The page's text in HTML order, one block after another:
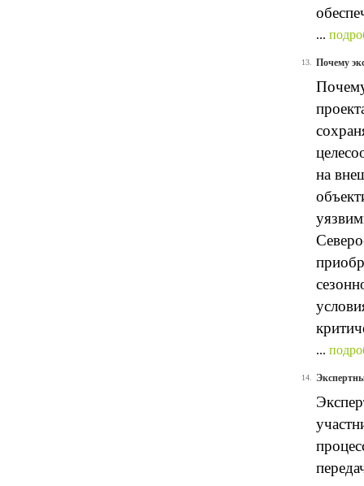
...
13. Почему
на
...
14.